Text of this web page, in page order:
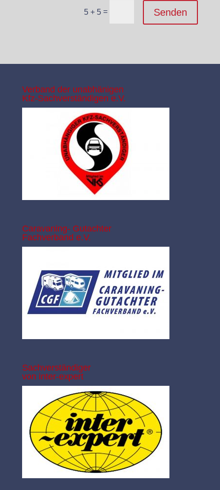
5 + 5 = Senden
Verband der unabhänigen
Kfz-Sachverständigen e.V.
Caravaning- Gutachter
Fachverband e.V.
Sachverständiger
von inter-expert